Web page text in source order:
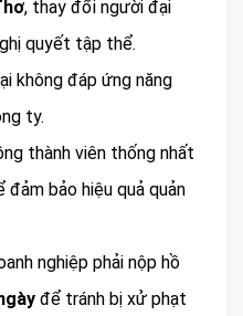
, thay đổi người đại
quyết tập thể.
không đáp ứng năng
ty.
thành viên thống nhất
đảm bảo hiệu quả quản
nghiệp phải nộp hồ
để tránh bị xử phạt